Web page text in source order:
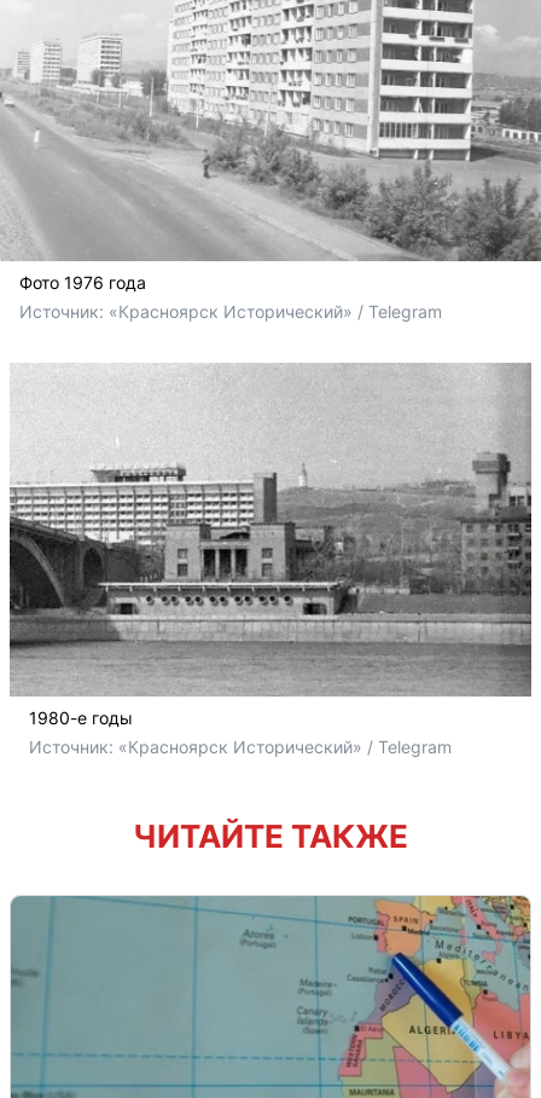
Фото 1976 года
Источник: «Красноярск Исторический» / Telegram
1980-е годы
Источник: «Красноярск Исторический» / Telegram
ЧИТАЙТЕ ТАКЖЕ